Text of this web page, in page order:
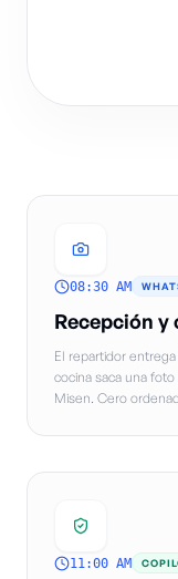
08:30 AM
Recepción y
El repartidor
cocina saca una
Misen. Cero
11:00 AM